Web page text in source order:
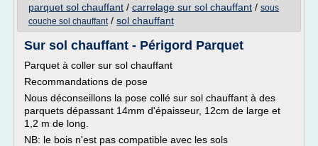
parquet sol chauffant / carrelage sur sol chauffant / sous
couche sol chauffant/ sol chauffant
Sur sol chauffant - Périgord Parquet
Parquet à coller sur sol chauffant
Recommandations de pose
Nous déconseillons la pose collé sur sol chauffant à des
parquets dépassant 14mm d'épaisseur, 12cm de large et
1,2 m de long.
NB: le bois n'est pas compatible avec les sols